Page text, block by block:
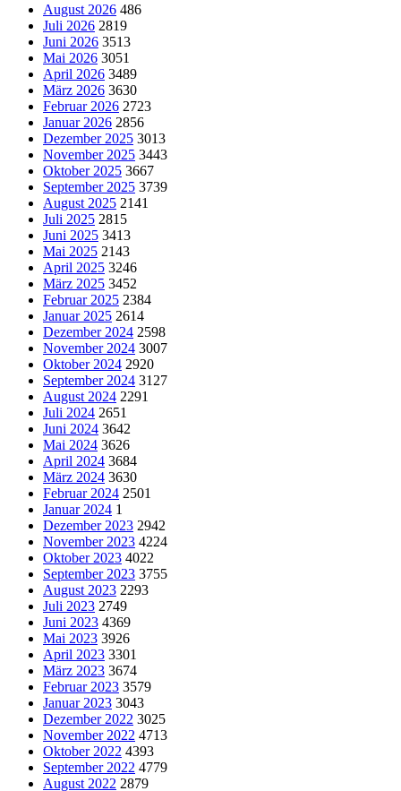
August 2026 486
Juli 2026 2819
Juni 2026 3513
Mai 2026 3051
April 2026 3489
März 2026 3630
Februar 2026 2723
Januar 2026 2856
Dezember 2025 3013
November 2025 3443
Oktober 2025 3667
September 2025 3739
August 2025 2141
Juli 2025 2815
Juni 2025 3413
Mai 2025 2143
April 2025 3246
März 2025 3452
Februar 2025 2384
Januar 2025 2614
Dezember 2024 2598
November 2024 3007
Oktober 2024 2920
September 2024 3127
August 2024 2291
Juli 2024 2651
Juni 2024 3642
Mai 2024 3626
April 2024 3684
März 2024 3630
Februar 2024 2501
Januar 2024 1
Dezember 2023 2942
November 2023 4224
Oktober 2023 4022
September 2023 3755
August 2023 2293
Juli 2023 2749
Juni 2023 4369
Mai 2023 3926
April 2023 3301
März 2023 3674
Februar 2023 3579
Januar 2023 3043
Dezember 2022 3025
November 2022 4713
Oktober 2022 4393
September 2022 4779
August 2022 2879